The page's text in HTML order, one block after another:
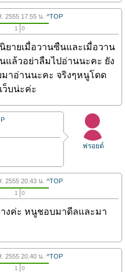
2555 17.55 น. ^TOP
1 0
ายเมื่อวานซืนและเมื่อวาน
แล้วอย่าลืมไปอ่านนะคะ ยัง
มาอ่านนะคะ จริงๆหนูโดด
ว็บน่ะค่ะ
ฟรอยด์
2555 20.43 น. ^TOP
1 0
งค่ะ หนูชอบมาดีลและมา
2555 20.40 น. ^TOP
1 0